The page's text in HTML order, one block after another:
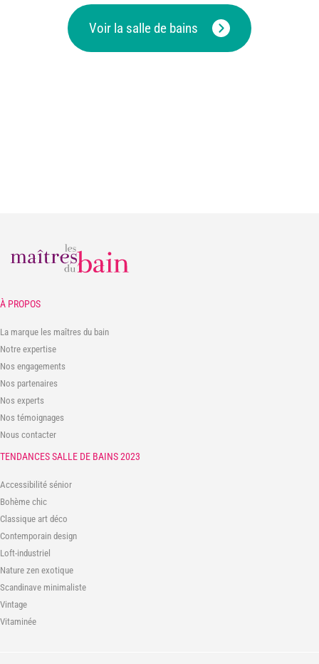
Voir la salle de bains
À PROPOS
La marque les maîtres du bain
Notre expertise
Nos engagements
Nos partenaires
Nos experts
Nos témoignages
Nous contacter
TENDANCES SALLE DE BAINS 2023
Accessibilité sénior
Bohème chic
Classique art déco
Contemporain design
Loft-industriel
Nature zen exotique
Scandinave minimaliste
Vintage
Vitaminée